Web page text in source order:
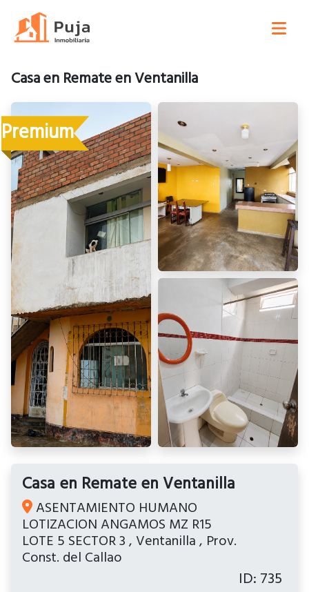
Casa en Remate en Ventanilla
Premium
Casa en Remate en Ventanilla
ASENTAMIENTO HUMANO
LOTIZACION ANGAMOS MZ R15
LOTE 5 SECTOR 3,Ventanilla, Prov.
Const. del Callao
ID: 735